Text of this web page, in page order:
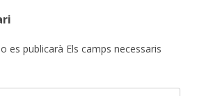
es publicarà Els camps necessaris